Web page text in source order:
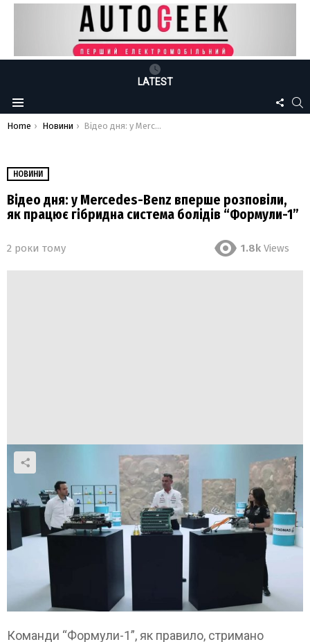
LATEST
Menu
US
You are here:
Home Новини Відео дня: у Mercedes-Benz вперше розповіли, як працює гібридна система болідів “Формули-1”
НОВИНИ
Відео дня: у Mercedes-Benz вперше розповіли,
як працює гібридна система болідів “Формули-1”
2 роки тому 1.8k Views
Команди “Формули-1”, як правило, стримано